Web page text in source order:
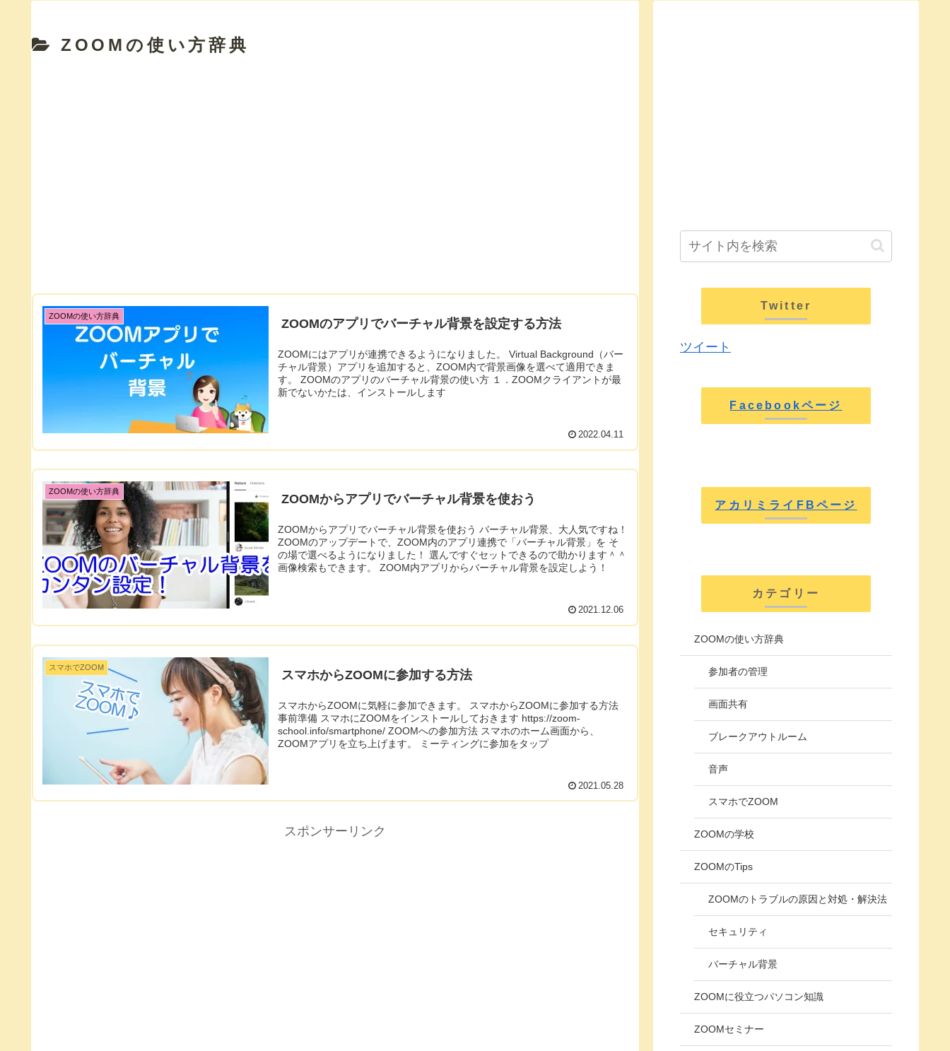
ZOOMの使い方辞典
ZOOMの使い方辞典
ZOOMのアプリでバーチャル背景を設定する方法
ZOOMにはアプリが連携できるようになりました。 Virtual Background（バー
チャル背景）アプリを追加すると、ZOOM内で背景画像を選べて適用できま
す。 ZOOMのアプリのバーチャル背景の使い方 １．ZOOMクライアントが最
新でないかたは、インストールします
2022.04.11
ZOOMの使い方辞典
ZOOMからアプリでバーチャル背景を使おう
ZOOMからアプリでバーチャル背景を使おう バーチャル背景、大人気ですね！
ZOOMのアップデートで、ZOOM内のアプリ連携で「バーチャル背景」を そ
の場で選べるようになりました！ 選んですぐセットできるので助かります＾＾
画像検索もできます。 ZOOM内アプリからバーチャル背景を設定しよう！
2021.12.06
スマホでZOOM
スマホからZOOMに参加する方法
スマホからZOOMに気軽に参加できます。 スマホからZOOMに参加する方法
事前準備 スマホにZOOMをインストールしておきます https://zoom-
school.info/smartphone/ ZOOMへの参加方法 スマホのホーム画面から、
ZOOMアプリを立ち上げます。 ミーティングに参加をタップ
2021.05.28
スポンサーリンク
Twitter
ツイート
Facebookページ
アカリミライFBページ
カテゴリー
ZOOMの使い方辞典
参加者の管理
画面共有
ブレークアウトルーム
音声
スマホでZOOM
ZOOMの学校
ZOOMのTips
ZOOMのトラブルの原因と対処・解決法
セキュリティ
バーチャル背景
ZOOMに役立つパソコン知識
ZOOMセミナー